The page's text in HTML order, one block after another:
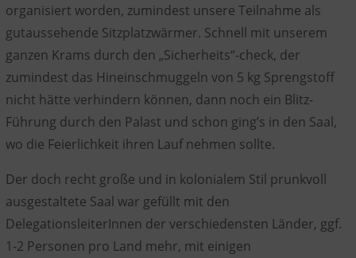
organisiert worden, zumindest unsere Teilnahme als
gutaussehende Sitzplatzwärmer. Schnell mit unserem
ganzen Krams durch den „Sicherheits“-check, der
zumindest das Hineinschmuggeln von 5 kg Sprengstoff
nicht hätte verhindern können, dann noch ein Blitz-
Führung durch den Palast und schon ging’s in den Saal,
wo die Feierlichkeit ihren Lauf nehmen sollte.
Der doch recht große und in kolonialem Stil prunkvoll
ausgestaltete Saal war gefüllt mit den
DelegationsleiterInnen der verschiedensten Länder, ggf.
1-2 Personen pro Land mehr, mit einigen